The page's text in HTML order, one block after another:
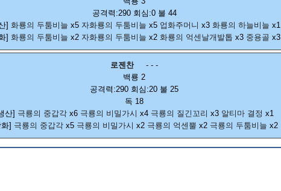
공격력:290 회심:0 불 44
] 화룡의 두툼비늘 x5 자화룡의 두툼비늘 x5 업화주머니 x3 화룡의 하늘비늘 x1
] 화룡의 두툼비늘 x2 자화룡의 두툼비늘 x2 화룡의 억센날개발톱 x3 중용골 x3
로젠찬
- - -
백룡 2
공격력:290 회심:20 불 25
독 18
산] 극룡의 중갑각 x6 극룡의 비밀가시 x4 극룡의 질긴꼬리 x3 알티마 결정 x1
] 극룡의 중갑각x5 극룡의 비밀가시 x2 극룡의 억센뿔 x2 극룡의 두툼비늘 x2